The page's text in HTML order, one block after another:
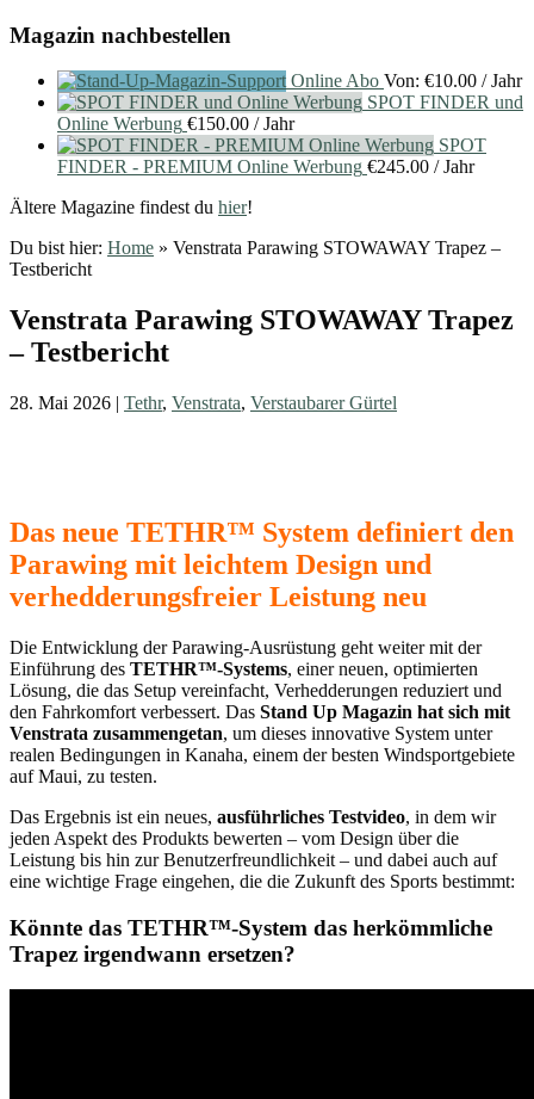
Magazin nachbestellen
Online Abo Von: €10.00 / Jahr
SPOT FINDER und
Online Werbung €150.00 / Jahr
SPOT
FINDER - PREMIUM Online Werbung €245.00 / Jahr
Ältere Magazine findest du hier!
Du bist hier: Home » Venstrata Parawing STOWAWAY Trapez –
Testbericht
Venstrata Parawing STOWAWAY Trapez
– Testbericht
28. Mai 2026 | Tethr, Venstrata, Verstaubarer Gürtel
Das neue TETHR™ System definiert den
Parawing mit leichtem Design und
verhedderungsfreier Leistung neu
Die Entwicklung der Parawing-Ausrüstung geht weiter mit der
Einführung des TETHR™-Systems, einer neuen, optimierten
Lösung, die das Setup vereinfacht, Verhedderungen reduziert und
den Fahrkomfort verbessert. Das Stand Up Magazin hat sich mit
Venstrata zusammengetan, um dieses innovative System unter
realen Bedingungen in Kanaha, einem der besten Windsportgebiete
auf Maui, zu testen.
Das Ergebnis ist ein neues, ausführliches Testvideo, in dem wir
jeden Aspekt des Produkts bewerten – vom Design über die
Leistung bis hin zur Benutzerfreundlichkeit – und dabei auch auf
eine wichtige Frage eingehen, die die Zukunft des Sports bestimmt:
Könnte das TETHR™-System das herkömmliche
Trapez irgendwann ersetzen?